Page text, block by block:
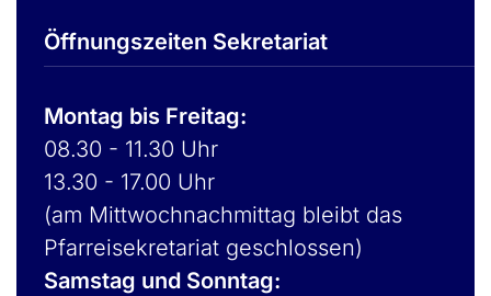
Öffnungszeiten Sekretariat
Montag bis Freitag:
08.30 - 11.30 Uhr
13.30 - 17.00 Uhr
(am Mittwochnachmittag bleibt das
Pfarreisekretariat geschlossen)
Samstag und Sonntag: